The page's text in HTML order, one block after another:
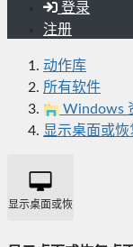
登录
注册
动作库
所有软件
Windows
显示桌面或恢
显示桌面或恢复桌面